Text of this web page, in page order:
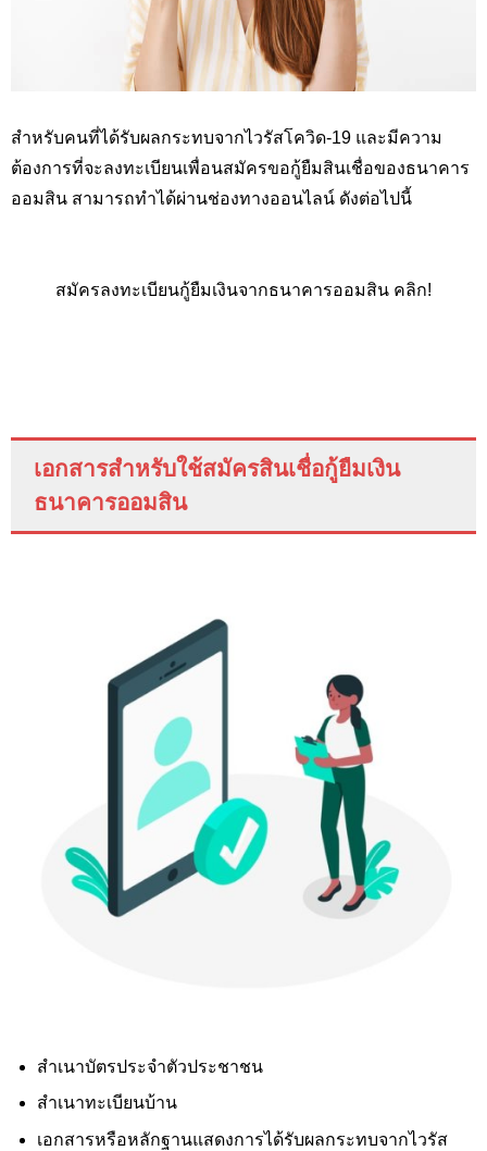
สำหรับคนที่ได้รับผลกระทบจากไวรัสโควิด-19 และมีความ
ต้องการที่จะลงทะเบียนเพื่อนสมัครขอกู้ยืมสินเชื่อของธนาคาร
ออมสิน สามารถทำได้ผ่านช่องทางออนไลน์ ดังต่อไปนี้
สมัครลงทะเบียนกู้ยืมเงินจากธนาคารออมสิน คลิก!
เอกสารสำหรับใช้สมัครสินเชื่อกู้ยืมเงิน
ธนาคารออมสิน
สำเนาบัตรประจำตัวประชาชน
สำเนาทะเบียนบ้าน
เอกสารหรือหลักฐานแสดงการได้รับผลกระทบจากไวรัส